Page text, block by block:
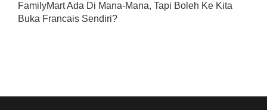
FamilyMart Ada Di Mana-Mana, Tapi Boleh Ke Kita
Buka Francais Sendiri?